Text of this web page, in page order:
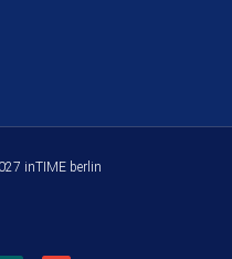
inTIME berlin